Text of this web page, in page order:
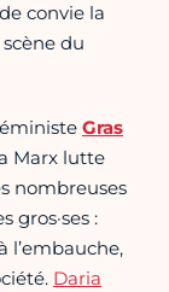
convie la
du
Gras
Marx lutte
nombreuses
gros·ses :
l’embauche,
Daria